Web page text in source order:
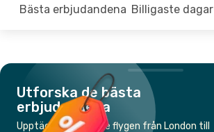
Bästa erbjudandena Billigaste dagar
Utforska de bästa
erbjudandena
Upptäck de billigaste flygen från London till